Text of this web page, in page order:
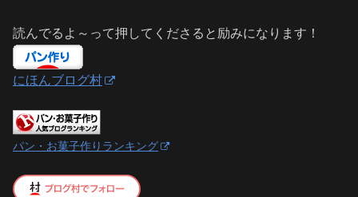
読んでるよ～って押してくださると励みになります！
にほんブログ村
パン・お菓子作りランキング